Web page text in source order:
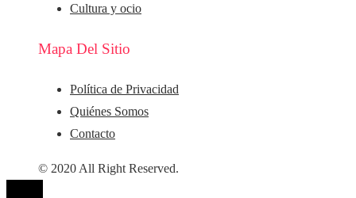
Cultura y ocio
Mapa Del Sitio
Política de Privacidad
Quiénes Somos
Contacto
© 2020 All Right Reserved.